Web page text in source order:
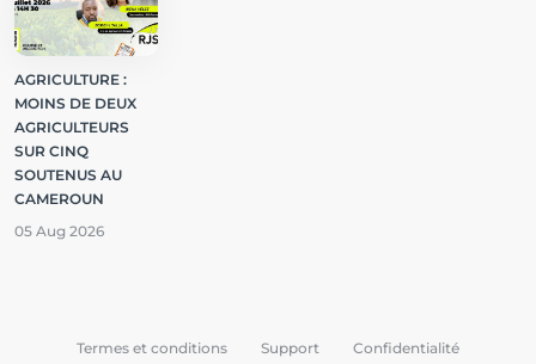
AGRICULTURE :
MOINS DE DEUX
AGRICULTEURS
SUR CINQ
SOUTENUS AU
CAMEROUN
05 Aug 2026
Termes et conditions Support Confidentialité